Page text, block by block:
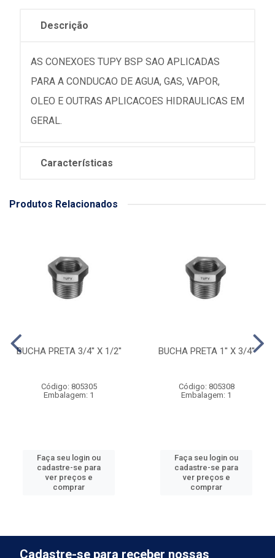
Descrição
AS CONEXOES TUPY BSP SAO APLICADAS
PARA A CONDUCAO DE AGUA, GAS, VAPOR,
OLEO E OUTRAS APLICACOES HIDRAULICAS EM
GERAL.
Características
Produtos Relacionados
BUCHA PRETA 3/4'' X 1/2''
Código: 805305
Embalagem: 1
Faça seu login ou
cadastre-se para
ver preços e
comprar
BUCHA PRETA 1'' X 3/4''
Código: 805308
Embalagem: 1
Faça seu login ou
cadastre-se para
ver preços e
comprar
Cadastre-se para receber nossas